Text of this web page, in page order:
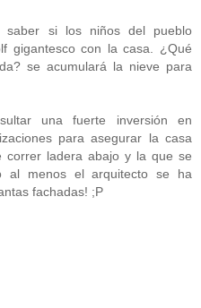
saber si los niños del pueblo
gigantesco con la casa. ¿Qué
se acumulará la nieve para
una fuerte inversión en
para asegurar la casa
correr ladera abajo y la que se
al menos el arquitecto se ha
fachadas! ;P